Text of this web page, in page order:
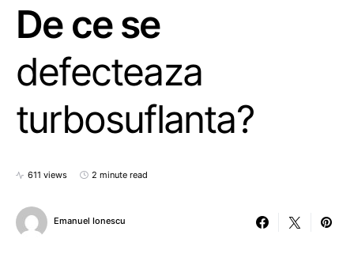
De ce se
defecteaza
turbosuflanta?
611 views 2 minute read
Emanuel Ionescu